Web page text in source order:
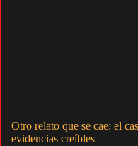
Otro relato que se cae: el
evidencias creíbles